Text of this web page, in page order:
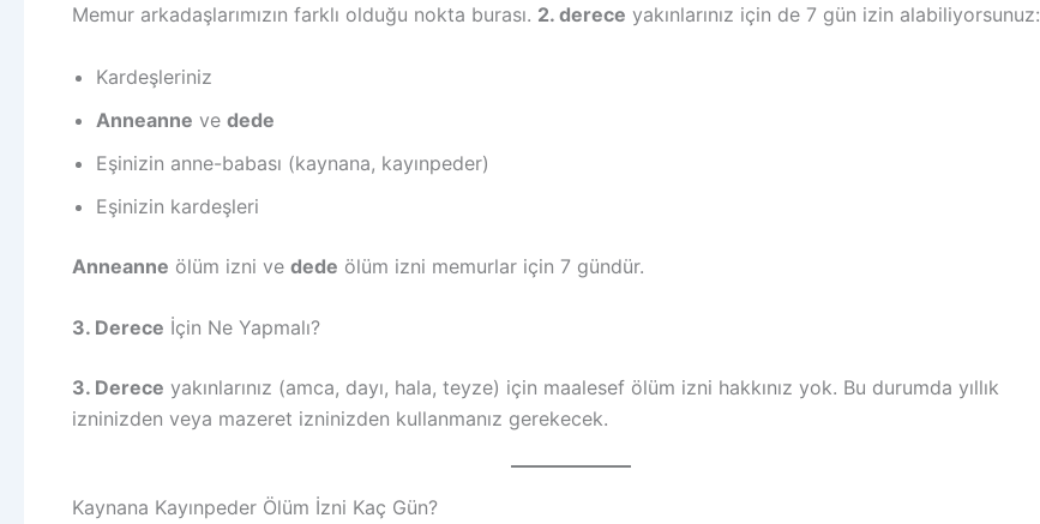
Memur arkadaşlarımızın farklı olduğu nokta burası. 2. derece yakınlarınız için de 7 gün izin alabiliyorsunuz:
Kardeşleriniz
Anneanne ve dede
Eşinizin anne-babası (kaynana, kayınpeder)
Eşinizin kardeşleri
Anneanne ölüm izni ve dede ölüm izni memurlar için 7 gündür.
3. Derece İçin Ne Yapmalı?
3. Derece yakınlarınız (amca, dayı, hala, teyze) için maalesef ölüm izni hakkınız yok. Bu durumda yıllık
izninizden veya mazeret izninizden kullanmanız gerekecek.
Kaynana Kayınpeder Ölüm İzni Kaç Gün?